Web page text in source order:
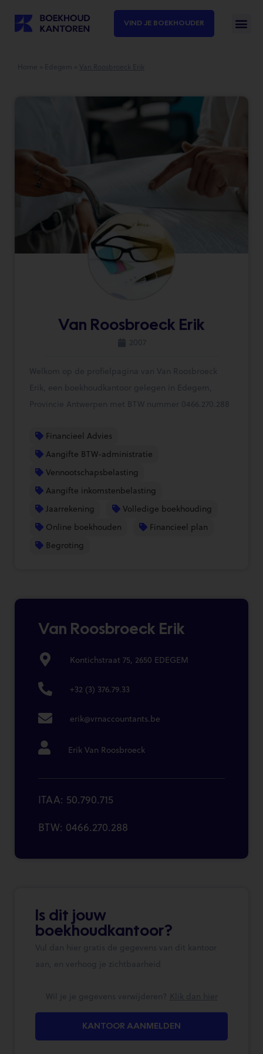
VIND JE BOEKHOUDER
Van Roosbroeck Erik
2007
Welkom op de profielpagina van Van Roosbroeck
Erik, een boekhoudkantoor gelegen in Edegem,
Provincie Antwerpen met BTW nummer 0466.270.288
Financieel Advies
Aangifte BTW-administratie
Vennootschapsbelasting
Aangifte inkomstenbelasting
Jaarrekening
Volledige boekhouding
Online boekhouden
Financieel plan
Begroting
Van Roosbroeck Erik
Kontichstraat 75, 2650 EDEGEM
+32 (3) 376.79.33
erik@vrnaccountants.be
Erik Van Roosbroeck
ITAA: 50.790.715
BTW: 0466.270.288
Is dit jouw
boekhoudkantoor?
Vul dan hier gratis de gegevens van dit kantoor
aan, en verhoog je zichtbaarheid
Wil je je gegevens verwijderen? Klik dan hier
KANTOOR AANMELDEN